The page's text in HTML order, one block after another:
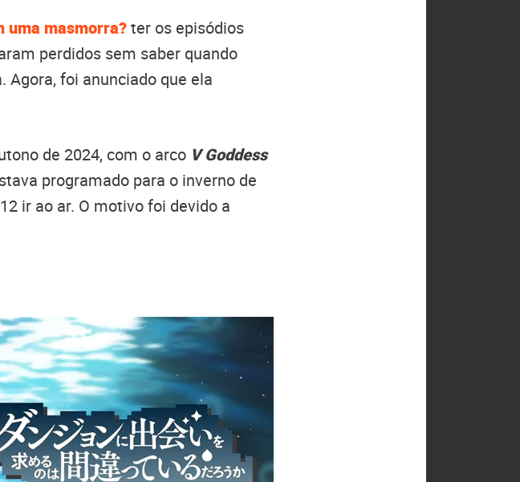
uma masmorra?ter os episódios
perdidos sem saber quando
foi anunciado que ela
de 2024, com o arco V Goddess
programado para o inverno de
ir ao ar. O motivo foi devido a